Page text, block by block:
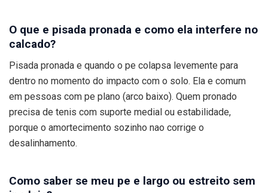
O que e pisada pronada e como ela interfere no
calcado?
Pisada pronada e quando o pe colapsa levemente para
dentro no momento do impacto com o solo. Ela e comum
em pessoas com pe plano (arco baixo). Quem pronado
precisa de tenis com suporte medial ou estabilidade,
porque o amortecimento sozinho nao corrige o
desalinhamento.
Como saber se meu pe e largo ou estreito sem